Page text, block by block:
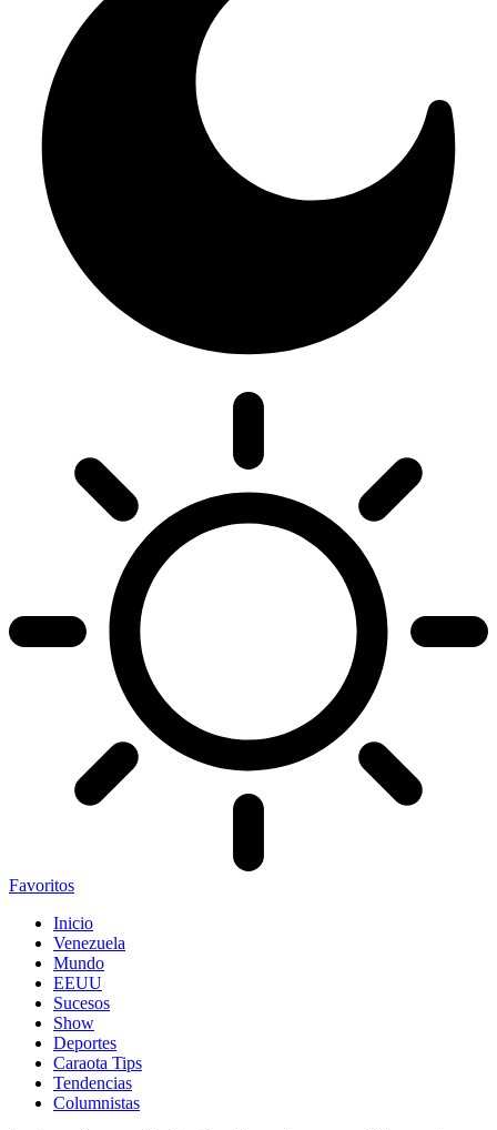
Favoritos
Inicio
Venezuela
Mundo
EEUU
Sucesos
Show
Deportes
Caraota Tips
Tendencias
Columnistas